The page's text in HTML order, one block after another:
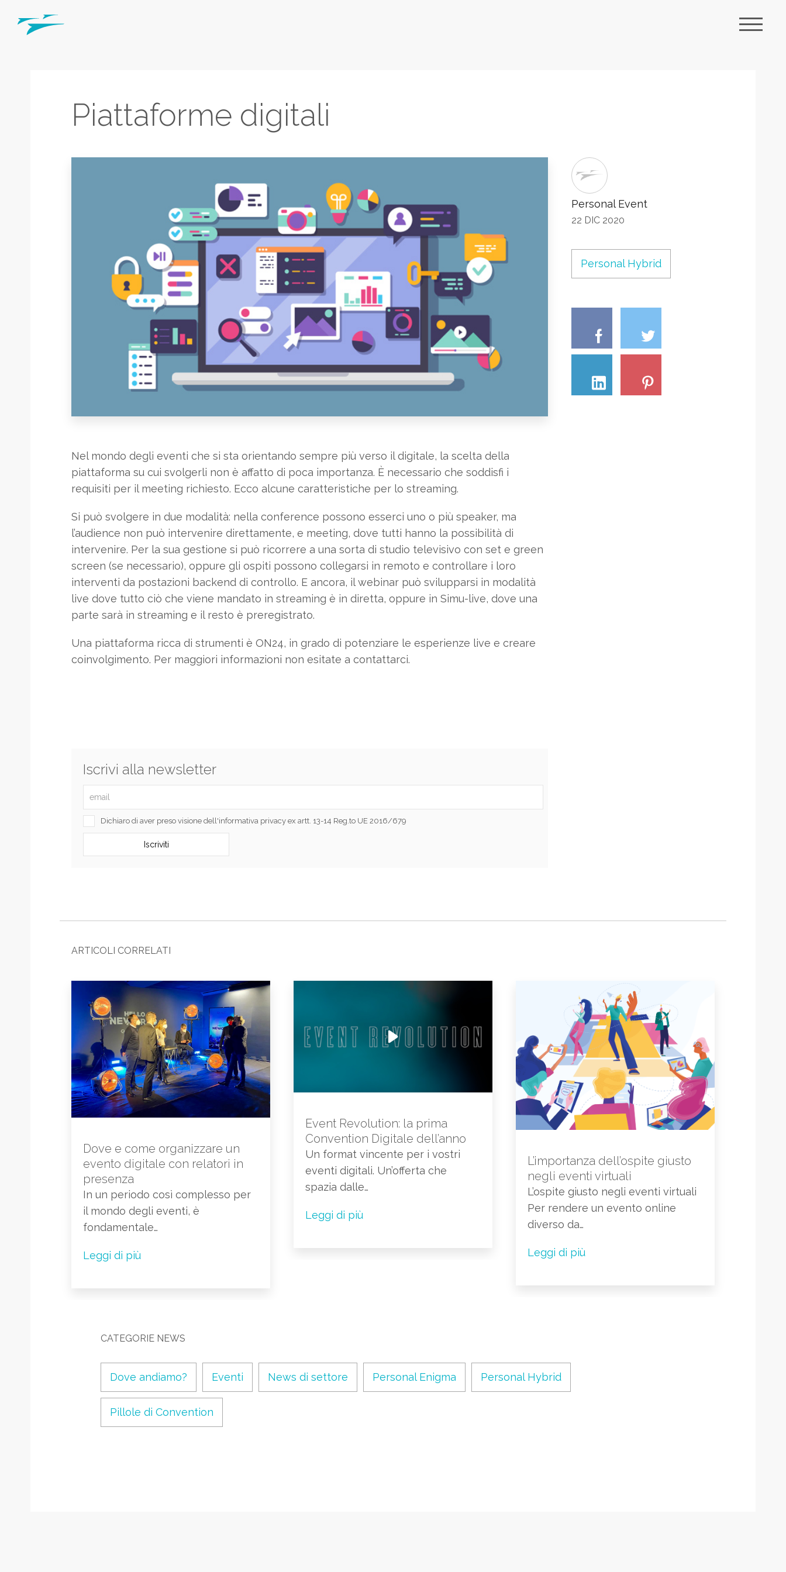
Piattaforme digitali
Nel mondo degli eventi che si sta orientando sempre più verso il digitale, la scelta della
piattaforma su cui svolgerli non è affatto di poca importanza. È necessario che soddisfi i
requisiti per il meeting richiesto. Ecco alcune caratteristiche per lo streaming.
Si può svolgere in due modalità: nella conference possono esserci uno o più speaker, ma
l’audience non può intervenire direttamente, e meeting, dove tutti hanno la possibilità di
intervenire. Per la sua gestione si può ricorrere a una sorta di studio televisivo con set e green
screen (se necessario), oppure gli ospiti possono collegarsi in remoto e controllare i loro
interventi da postazioni backend di controllo. E ancora, il webinar può svilupparsi in modalità
live dove tutto ciò che viene mandato in streaming è in diretta, oppure in Simu-live, dove una
parte sarà in streaming e il resto è preregistrato.
Una piattaforma ricca di strumenti è ON24, in grado di potenziare le esperienze live e creare
coinvolgimento. Per maggiori informazioni non esitate a contattarci.
Iscrivi alla newsletter
Dichiaro di aver preso visione dell'informativa privacy ex artt. 13-14 Reg.to UE 2016/679
Personal Event
22 DIC 2020
Personal Hybrid
ARTICOLI CORRELATI
Dove e come organizzare un
evento digitale con relatori in
presenza
In un periodo così complesso per
il mondo degli eventi, è
fondamentale…
Leggi di più
Event Revolution: la prima
Convention Digitale dell’anno
Un format vincente per i vostri
eventi digitali. Un’offerta che
spazia dalle…
Leggi di più
L’importanza dell’ospite giusto
negli eventi virtuali
L’ospite giusto negli eventi virtuali
Per rendere un evento online
diverso da…
Leggi di più
CATEGORIE NEWS
Dove andiamo? Eventi News di settore Personal Enigma Personal Hybrid
Pillole di Convention